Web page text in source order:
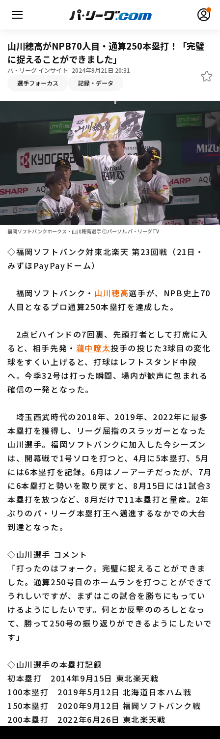
日程・結果
順位表･成績
1軍公式戦
ファーム東地区
ファーム西地区
選手名鑑
選手名鑑トップ
北海道日本ハムファイターズ
東北楽天ゴールデンイーグルス
埼玉西武ライオンズ
オリックス・バファローズ
福岡ソフトバンクホークス
ニュース
設定
利用規約 プライバシーポリシー
運営会社（別ウィンドウで開く）
特定商取引法の表示
山川穂高がNPB70人目・通算250本塁打！「完璧
に捉えることができました」
パ・リーグ インサイト 2024年9月21日 20:31
選手フォーカス 記録・データ
福岡ソフトバンクホークス・山川穂高選手 ⓒパーソル パ・リーグTV
◇福岡ソフトバンク対東北楽天 第23回戦（21日・
みずほPayPayドーム）
福岡ソフトバンク・ 山川穂高選手が、NPB史上70
人目となるプロ通算250本塁打を達成した。
2点ビハインドの7回裏、先頭打者として打席に入
ると、相手先発・ 瀧中瞭太投手の投じた3球目の変化
球をすくい上げると、打球はレフトスタンド中段
へ。今季32号は打った瞬間、場内が歓声に包まれる
確信の一発となった。
埼玉西武時代の2018年、2019年、2022年に最多
本塁打を獲得し、リーグ屈指のスラッガーとなった
山川選手。福岡ソフトバンクに加入した今シーズン
は、開幕戦で1号ソロを打つと、4月に5本塁打、5月
には6本塁打を記録。6月はノーアーチだったが、7月
に6本塁打と勢いを取り戻すと、8月15日には1試合3
本塁打を放つなど、8月だけで11本塁打と量産。2年
ぶりのパ・リーグ本塁打王へ邁進するなかでの大台
到達となった。
◇山川選手 コメント
「打ったのはフォーク。完璧に捉えることができま
した。通算250号目のホームランを打つことができて
うれしいですが、まずはこの試合を勝ちにもってい
けるようにしたいです。何とか反撃ののろしとなっ
て、勝って250号の振り返りができるようにしたいで
す」
◇山川選手の本塁打記録
初本塁打 2014年9月15日 東北楽天戦
100本塁打 2019年5月12日 北海道日本ハム戦
150本塁打 2020年9月12日 福岡ソフトバンク戦
200本塁打 2022年6月26日 東北楽天戦